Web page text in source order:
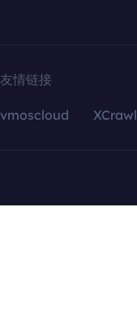
友情链接
vmoscloud XCrawl